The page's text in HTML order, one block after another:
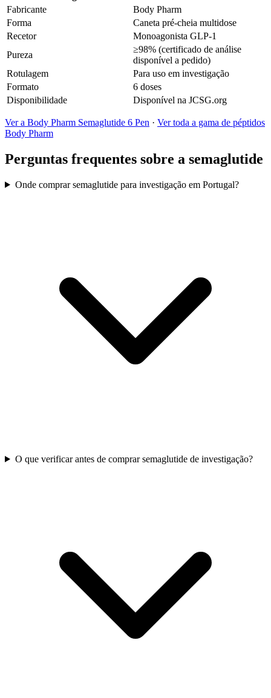
Fabricante
Body Pharm
Forma
Caneta pré-cheia multidose
Recetor
Monoagonista GLP-1
Pureza
≥98% (certificado de análise
disponível a pedido)
Rotulagem
Para uso em investigação
Formato
6 doses
Disponibilidade
Disponível na JCSG.org
Ver a Body Pharm Semaglutide 6 Pen · Ver toda a gama de péptidos
Body Pharm
Perguntas frequentes sobre a semaglutide
Onde comprar semaglutide para investigação em Portugal?
O que verificar antes de comprar semaglutide de investigação?